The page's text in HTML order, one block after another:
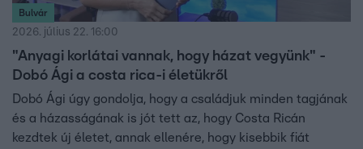
Bulvár
2026. július 22. 16:00
"Anyagi korlátai vannak, hogy házat vegyünk" -
Dobó Ági a costa rica-i életükről
Dobó Ági úgy gondolja, hogy a családjuk minden tagjának
és a házasságának is jót tett az, hogy Costa Ricán
kezdtek új életet, annak ellenére, hogy kisebbik fiát